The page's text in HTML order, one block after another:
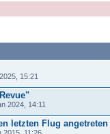
15:21
2024, 14:11
letzten Flug angetreten
2015, 11:26